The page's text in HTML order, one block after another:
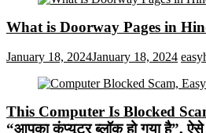
What is Doorway Pages in
January 18, 2024January 18, 2024
This Computer Is Blocked
“आपका कंप्यूटर ब्लॉक हो गया है”,